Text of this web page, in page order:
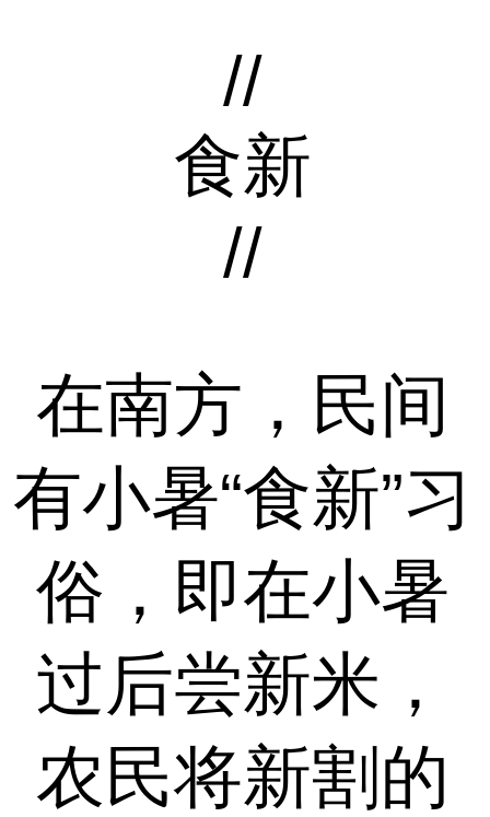
//
食新
//
在南方，民间
有小暑“食新”习
俗，即在小暑
过后尝新米，
农民将新割的